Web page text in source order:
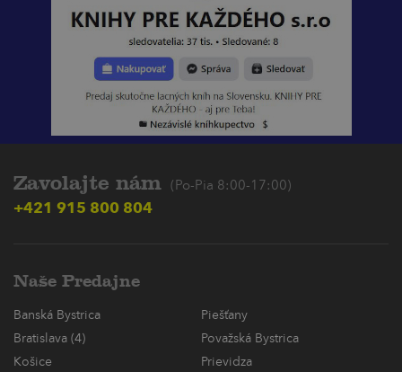
Zavolajte nám (Po-Pia 8:00-17:00)
+421 915 800 804
Naše Predajne
Banská Bystrica
Piešťany
Bratislava (4)
Považská Bystrica
Košice
Prievidza